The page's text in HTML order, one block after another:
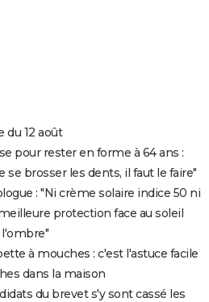
du 12 août
pour rester en forme à 64 ans :
brosser les dents, il faut le faire"
: "Ni crème solaire indice 50 ni
protection face au soleil
à mouches : c'est l'astuce facile
dans la maison
du brevet s'y sont cassé les